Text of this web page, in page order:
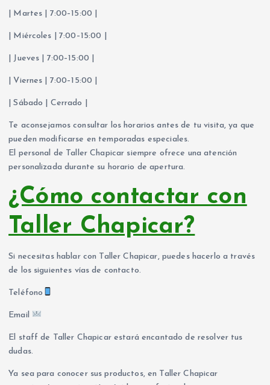
| Martes | 7:00–15:00 |
| Miércoles | 7:00–15:00 |
| Jueves | 7:00–15:00 |
| Viernes | 7:00–15:00 |
| Sábado | Cerrado |
Te aconsejamos consultar los horarios antes de tu visita, ya que
pueden modificarse en temporadas especiales.
El personal de Taller Chapicar siempre ofrece una atención
personalizada durante su horario de apertura.
¿Cómo contactar con
Taller Chapicar?
Si necesitas hablar con Taller Chapicar, puedes hacerlo a través
de los siguientes vías de contacto.
Teléfono
Email
El staff de Taller Chapicar estará encantado de resolver tus
dudas.
Ya sea para conocer sus productos, en Taller Chapicar